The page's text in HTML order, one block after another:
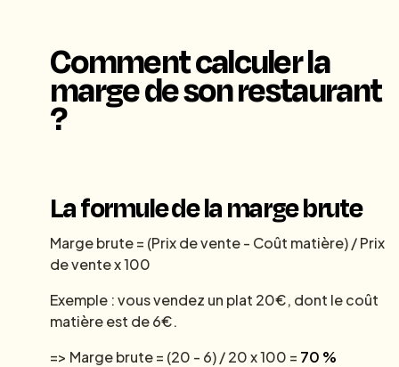
Comment calculer la
marge de son restaurant
?
La formule de la marge brute
Marge brute = (Prix de vente - Coût matière) / Prix
de vente x 100
Exemple : vous vendez un plat 20€, dont le coût
matière est de 6€.
=> Marge brute = (20 - 6) / 20 x 100 = 70 %